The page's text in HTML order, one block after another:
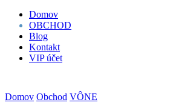
Domov
OBCHOD
Blog
Kontakt
VIP účet
Domov Obchod VÔNE